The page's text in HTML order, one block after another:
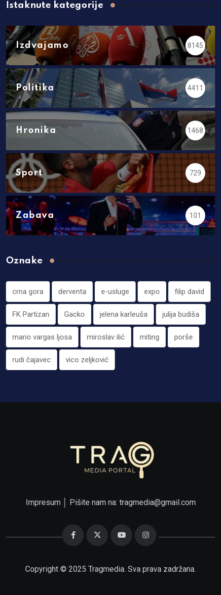
Istaknute kategorije
Izdvajamo 8145
Politika 4411
Hronika 1468
Sport 729
Zabava 101
Oznake
crna gora derventa e-usluge expo filip david
FK Partizan Gacko jelena karleuša julija budiša
mario vargas ljosa miroslav ilić miting porše
rudi čajavec vico zeljković
Impresum│ Pišite nam na: tragmedia@gmail.com
Copyright © 2025 Tragmedia. Sva prava zadržana.